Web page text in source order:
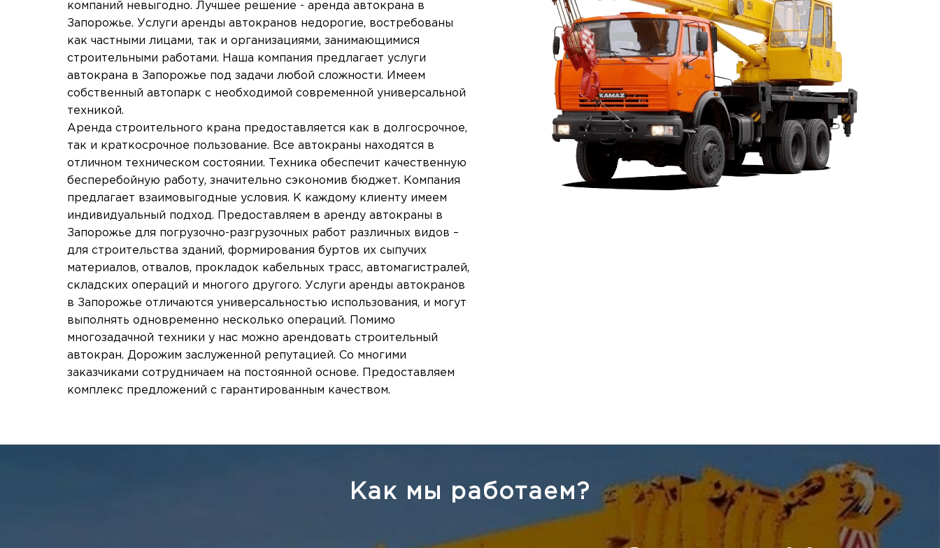
компаний невыгодно. Лучшее решение - аренда автокрана в
Запорожье. Услуги аренды автокранов недорогие, востребованы
как частными лицами, так и организациями, занимающимися
строительными работами. Наша компания предлагает услуги
автокрана в Запорожье под задачи любой сложности. Имеем
собственный автопарк с необходимой современной универсальной
техникой.
Аренда строительного крана предоставляется как в долгосрочное,
так и краткосрочное пользование. Все автокраны находятся в
отличном техническом состоянии. Техника обеспечит качественную
бесперебойную работу, значительно сэкономив бюджет. Компания
предлагает взаимовыгодные условия. К каждому клиенту имеем
индивидуальный подход. Предоставляем в аренду автокраны в
Запорожье для погрузочно-разгрузочных работ различных видов –
для строительства зданий, формирования буртов их сыпучих
материалов, отвалов, прокладок кабельных трасс, автомагистралей,
складских операций и многого другого. Услуги аренды автокранов
в Запорожье отличаются универсальностью использования, и могут
выполнять одновременно несколько операций. Помимо
многозадачной техники у нас можно арендовать строительный
автокран. Дорожим заслуженной репутацией. Со многими
заказчиками сотрудничаем на постоянной основе. Предоставляем
комплекс предложений с гарантированным качеством.
Как мы работаем?